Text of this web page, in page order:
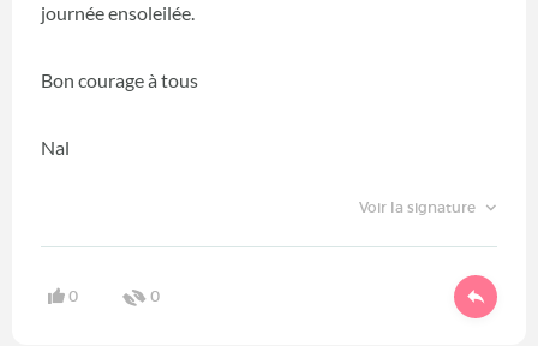
journée ensoleilée.
Bon courage à tous
Nal
Voir la signature
0 0